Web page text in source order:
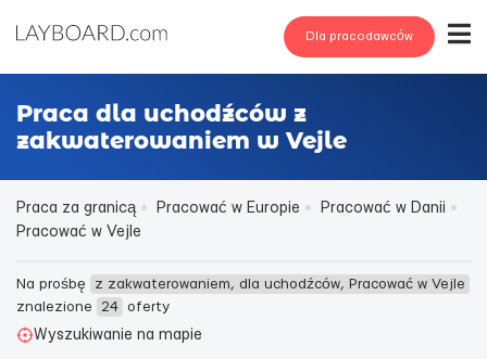
Dla pracodawców
Praca dla uchodźców z
zakwaterowaniem w Vejle
Praca za granicą Pracować w Europie
Pracować w Danii
Pracować w Vejle
Na prośbę
z zakwaterowaniem, dla uchodźców, Pracować w Vejle
znalezione
24 oferty
Wyszukiwanie na mapie